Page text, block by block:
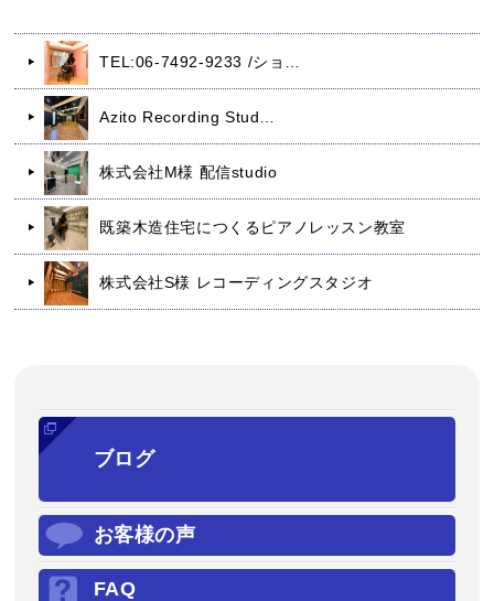
TEL:06-7492-9233 /ショ…
Azito Recording Stud…
株式会社M様 配信studio
既築木造住宅につくるピアノレッスン教室
株式会社S様 レコーディングスタジオ
ブログ
お客様の声
FAQ